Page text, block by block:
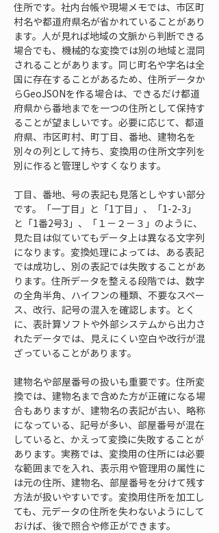
住所です。社内台帳や現場メモでは、市区町
村名や都道府県名が省かれていることがあり
ます。人が見れば地域の文脈から判断できる
場合でも、機械的な変換では別の地域と混同
されることがあります。同じ町名や字名は全
国に存在することがあるため、住所データか
らGeoJSONを作る場合は、できるだけ都道
府県から番地までを一つの住所として保持す
ることが望ましいです。必要に応じて、都道
府県、市区町村、町丁目、番地、建物名を
別々の列として持ち、変換用の住所文字列を
別に作ると管理しやすくなります。
丁目、番地、号の表記も見落としやすい部分
です。「一丁目」と「1丁目」、「1-2-3」
と「1番2号3」、「１－２－３」のように、
見た目は似ていてもデータ上は異なる文字列
になります。変換処理によっては、ある表記
では成功し、別の表記では失敗することがあ
ります。住所データを整える段階では、数字
の全角半角、ハイフンの種類、不要なスペー
ス、改行、記号の混入を確認します。とく
に、表計算ソフトや外部システムから出力さ
れたデータでは、見えにくい空白や改行が混
ざっていることがあります。
建物名や部屋番号の扱いも重要です。住所変
換では、建物名まで含めた方が正確になる場
合もありますが、建物名の表記が古い、略称
になっている、記号が多い、部屋番号が混在
していると、かえって変換に失敗することが
あります。実務では、変換用の住所には必要
な範囲までを入れ、表示用や管理用の属性に
は元の住所、建物名、部屋番号を分けて残す
方法が扱いやすいです。変換用住所を加工し
ても、元データの住所を失わないようにして
おけば、後で照合や修正ができます。